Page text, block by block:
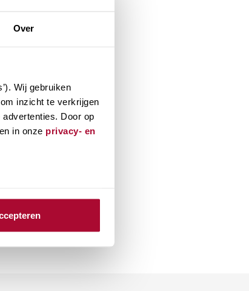
Over
Wij gebruiken
inzicht te verkrijgen
Door op
in onze privacy- en